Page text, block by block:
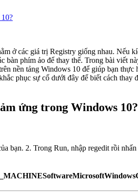
ở các giá trị Registry giống nhau.
phím ảo để thay thế. Trong bài viết
thay đổi kích thước bàn phím. Giải pháp được liệt kê
ứng trong Windows 10?
Editor, truy cập